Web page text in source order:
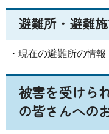
避難所・避難
・ 現在の避難所の情報
被害を受けら
の皆さんへの